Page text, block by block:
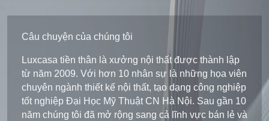
Câu chuyện của chúng tôi
Luxcasa tiền thân là xưởng nội thất được thành lập
từ năm 2009. Với hơn 10 nhân sự là những họa viên
chuyên ngành thiết kế nội thất, tạo dạng công nghiệp
tốt nghiệp Đại Học Mỹ Thuật CN Hà Nội. Sau gần 10
năm chúng tôi đã mở rộng sang cả lĩnh vực bán lẻ và